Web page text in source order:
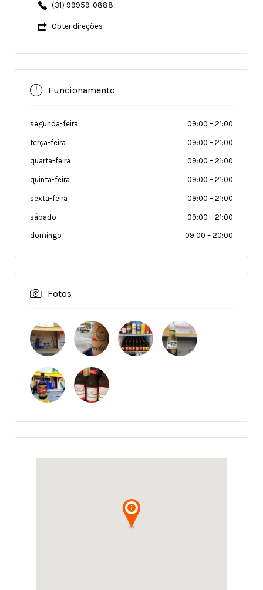
(31) 99959-0888
Obter direções
Funcionamento
segunda-feira 09:00 – 21:00
terça-feira 09:00 – 21:00
quarta-feira 09:00 – 21:00
quinta-feira 09:00 – 21:00
sexta-feira 09:00 – 21:00
sábado 09:00 – 21:00
domingo 09:00 – 20:00
Fotos